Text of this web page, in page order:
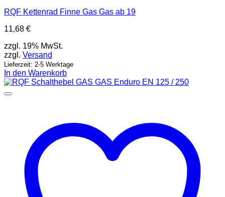
RQF Kettenrad Finne Gas Gas ab 19
11,68 €
zzgl. 19% MwSt.
zzgl. Versand
Lieferzeit: 2-5 Werktage
In den Warenkorb